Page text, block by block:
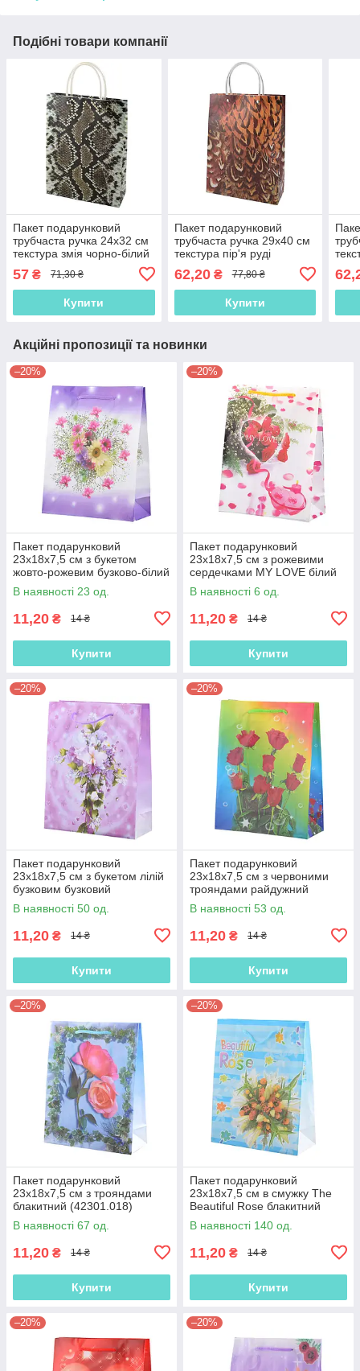
Подібні товари компанії
Пакет подарунковий
трубчаста ручка 24х32 см
текстура змія чорно-білий
57 ₴ 71,30 ₴
Купити
Пакет подарунковий
трубчаста ручка 29х40 см
текстура пір'я руді
62,20₴ 77,80 ₴
Купити
Акційні пропозиції та новинки
–20%
Пакет подарунковий
23х18х7,5 см з букетом
жовто-рожевим бузково-білий
(42301.006)
В наявності 23 од.
11,20 ₴ 14 ₴
Купити
–20%
Пакет подарунковий
23х18х7,5 см з рожевими
сердечками MY LOVE білий
(42301.009)
В наявності 6 од.
11,20 ₴ 14 ₴
Купити
–20%
Пакет подарунковий
23х18х7,5 см з букетом лілій
бузковим бузковий
(42301.011)
В наявності 50 од.
11,20 ₴ 14 ₴
Купити
–20%
Пакет подарунковий
23х18х7,5 см з червоними
трояндами райдужний
(42301.012)
В наявності 53 од.
11,20 ₴ 14 ₴
Купити
–20%
Пакет подарунковий
23х18х7,5 см з трояндами
блакитний (42301.018)
В наявності 67 од.
11,20 ₴ 14 ₴
Купити
–20%
Пакет подарунковий
23х18х7,5 см в смужку The
Beautiful Rose блакитний
(42301.019)
В наявності 140 од.
11,20 ₴ 14 ₴
Купити
–20% –20%